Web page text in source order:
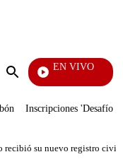
Enviar
EN VIVO
Se Dice De Mí
Inscripciones 'Desafío'
recibió su nuevo registro civil